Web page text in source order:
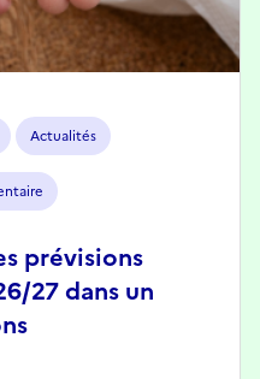
Actualités
prévisions
27 dans un